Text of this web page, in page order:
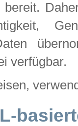
bereit.
verfügbar.